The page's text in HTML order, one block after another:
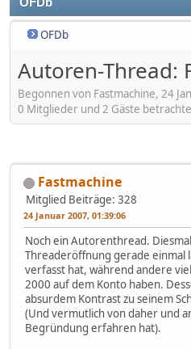
OFDb
Autoren-Thread:
Begonnen von Fastmachine, 24
0 Mitglieder und 2 Gäste
Fastmachine
Mitglied Beiträge: 328
24 Januar 2007, 01:39:06
Noch ein Autorenthread.
Threaderöffnung gerade einmal
verfasst hat, während andere
2000 auf dem Konto haben.
absurdem Kontrast zu seinem
(Und vermutlich von daher und
Begründung erfahren hat).